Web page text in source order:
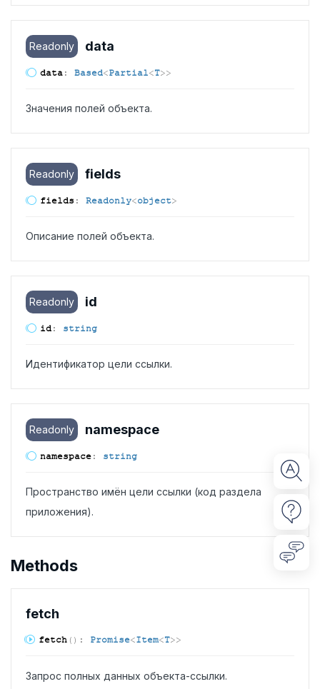
Readonly data
data: Based<Partial<T>>
Значения полей объекта.
Readonly fields
fields : Readonly<object>
Описание полей объекта.
Readonly id
id: string
Идентификатор цели ссылки.
Readonly namespace
namespace: string
Пространство имён цели ссылки (код раздела
приложения).
Methods
fetch
fetch ( ) : Promise<Item<T>>
Запрос полных данных объекта-ссылки.